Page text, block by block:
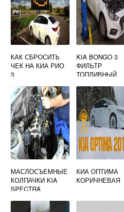
КАК СБРОСИТЬ
ЧЕК НА КИА РИО
3
О
KIA BONGO 3
ФИЛЬТР
ТОПЛИВНЫЙ
МАСЛОСЪЕМНЫЕ
КОЛПАЧКИ KIA
SPECTRA
КИА ОПТИМА
КОРИЧНЕВАЯ